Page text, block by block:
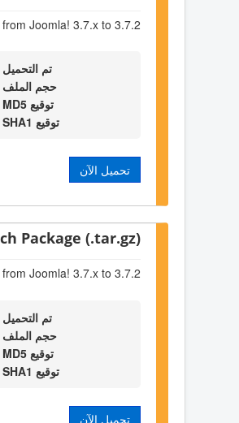
Joomla! 3.7.x to 3.7.2
تم التحميل
حجم الملف
توقيع MD5
توقيع SHA1
تحميل الآن
Package (.tar.gz)
Joomla! 3.7.x to 3.7.2
تم التحميل
حجم الملف
توقيع MD5
توقيع SHA1
تحميل الآن